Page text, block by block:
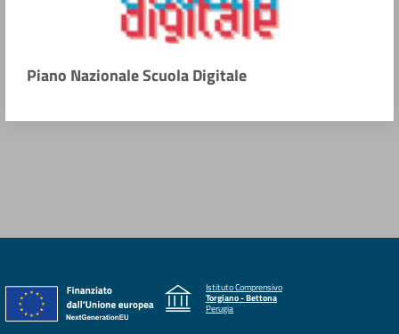
Piano Nazionale Scuola Digitale
Istituto Comprensivo
Torgiano - Bettona
Perugia